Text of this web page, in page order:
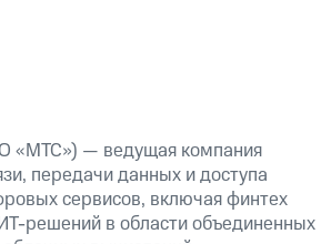
«МТС») — ведущая компания
передачи данных и доступа
сервисов, включая финтех
решений в области объединенных